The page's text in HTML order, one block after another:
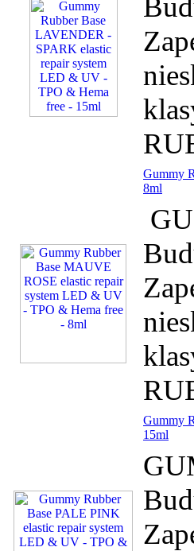
Gummy
8ml
Gummy
15ml